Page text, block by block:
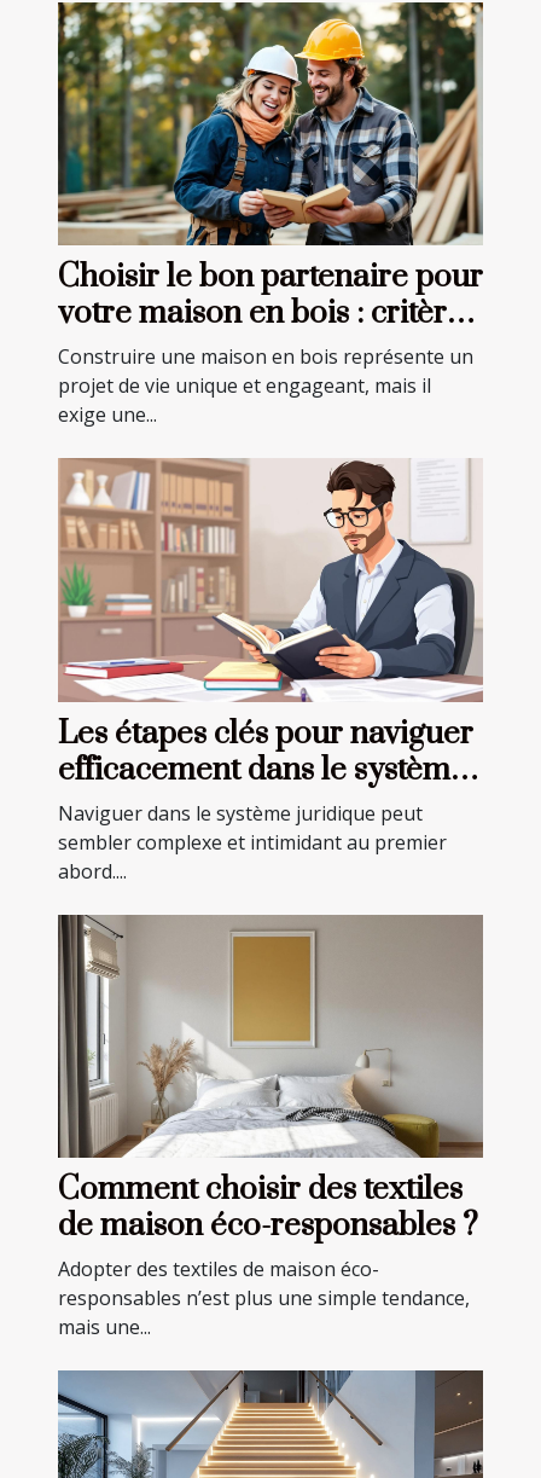
Choisir le bon partenaire pour
votre maison en bois : critères
essentiels
Construire une maison en bois représente un
projet de vie unique et engageant, mais il
exige une...
Les étapes clés pour naviguer
efficacement dans le système
juridique
Naviguer dans le système juridique peut
sembler complexe et intimidant au premier
abord....
Comment choisir des textiles
de maison éco-responsables ?
Adopter des textiles de maison éco-
responsables n’est plus une simple tendance,
mais une...